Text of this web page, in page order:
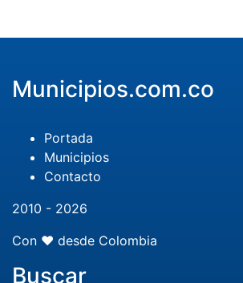
Municipios.com.co
Portada
Municipios
Contacto
2010 - 2026
Con ❤️ desde Colombia
Buscar